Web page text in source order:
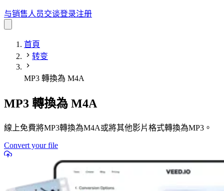
与销售人员交谈登录注册
首頁
转变
MP3 轉換為 M4A
MP3 轉換為 M4A
線上免費將MP3轉換為M4A或將其他影片格式轉換為MP3。
Convert your file